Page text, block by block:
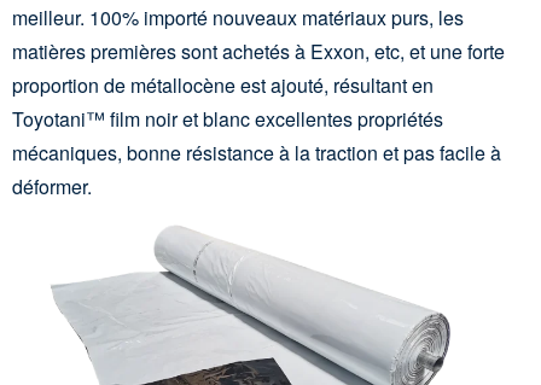
meilleur. 100% importé nouveaux matériaux purs, les
matières premières sont achetés à Exxon, etc, et une forte
proportion de métallocène est ajouté, résultant en
Toyotani™ film noir et blanc excellentes propriétés
mécaniques, bonne résistance à la traction et pas facile à
déformer.